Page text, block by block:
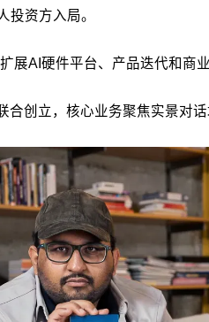
资方入局。
展AI硬件平台、产品迭代和商业
创立，核心业务聚焦实景对话